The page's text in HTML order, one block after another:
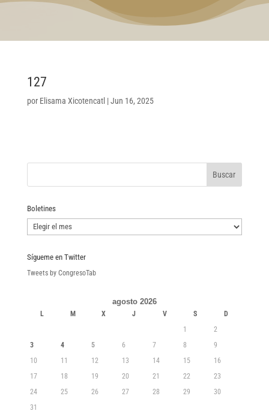
127
por Elisama Xicotencatl |Jun 16, 2025
Boletines
Boletines
Sígueme en Twitter
Tweets by CongresoTab
agosto 2026
L M X J V S
D
1
2
3
4 5 6 7 8
9
10
11 12 13 14 15
16
17
18 19 20 21 22
23
24
25 26 27 28 29
30
31